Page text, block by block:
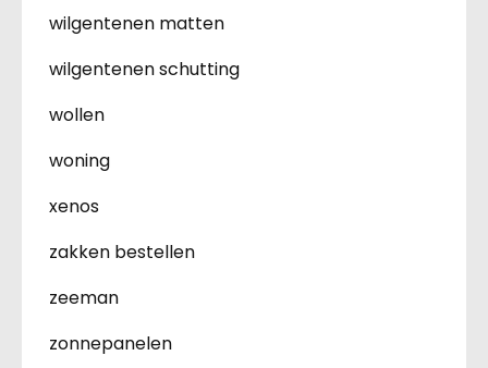
wilgentenen matten
wilgentenen schutting
wollen
woning
xenos
zakken bestellen
zeeman
zonnepanelen